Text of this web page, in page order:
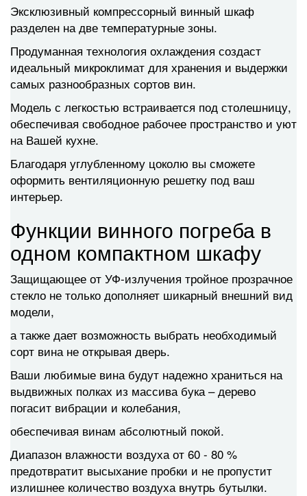
Эксклюзивный компрессорный винный шкаф
разделен на две температурные зоны.
Продуманная технология охлаждения создаст
идеальный микроклимат для хранения и выдержки
самых разнообразных сортов вин.
Модель с легкостью встраивается под столешницу,
обеспечивая свободное рабочее пространство и уют
на Вашей кухне.
Благодаря углубленному цоколю вы сможете
оформить вентиляционную решетку под ваш
интерьер.
Функции винного погреба в
одном компактном шкафу
Защищающее от УФ-излучения тройное прозрачное
стекло не только дополняет шикарный внешний вид
модели,
а также дает возможность выбрать необходимый
сорт вина не открывая дверь.
Ваши любимые вина будут надежно храниться на
выдвижных полках из массива бука – дерево
погасит вибрации и колебания,
обеспечивая винам абсолютный покой.
Диапазон влажности воздуха от 60 - 80 %
предотвратит высыхание пробки и не пропустит
излишнее количество воздуха внутрь бутылки.